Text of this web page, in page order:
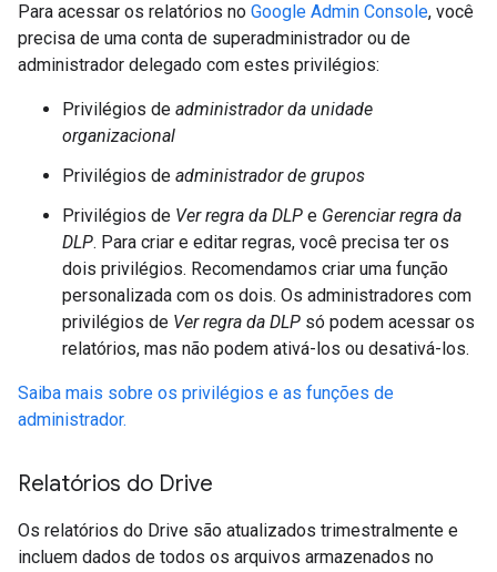
Para acessar os relatórios no Google Admin Console, você
precisa de uma conta de superadministrador ou de
administrador delegado com estes privilégios:
Privilégios de administrador da unidade
organizacional
Privilégios de administrador de grupos
Privilégios de Ver regra da DLP e Gerenciar regra da
DLP. Para criar e editar regras, você precisa ter os
dois privilégios. Recomendamos criar uma função
personalizada com os dois. Os administradores com
privilégios de Ver regra da DLP só podem acessar os
relatórios, mas não podem ativá-los ou desativá-los.
Saiba mais sobre os privilégios e as funções de
administrador.
Relatórios do Drive
Os relatórios do Drive são atualizados trimestralmente e
incluem dados de todos os arquivos armazenados no